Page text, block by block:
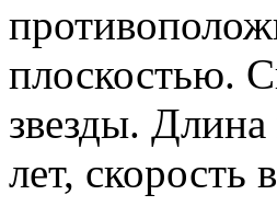
плоскостью.
звезды.
лет,